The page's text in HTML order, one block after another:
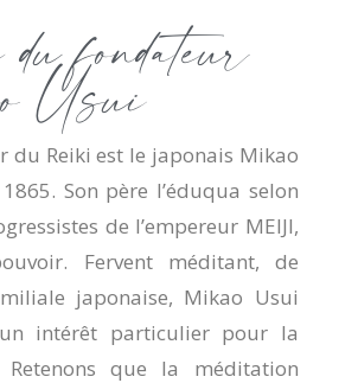
fondateur
Usui
du Reiki est le japonais Mikao
Son père l’éduqua selon
de l’empereur MEIJI,
Fervent méditant, de
japonaise, Mikao Usui
intérêt particulier pour la
Retenons que la méditation